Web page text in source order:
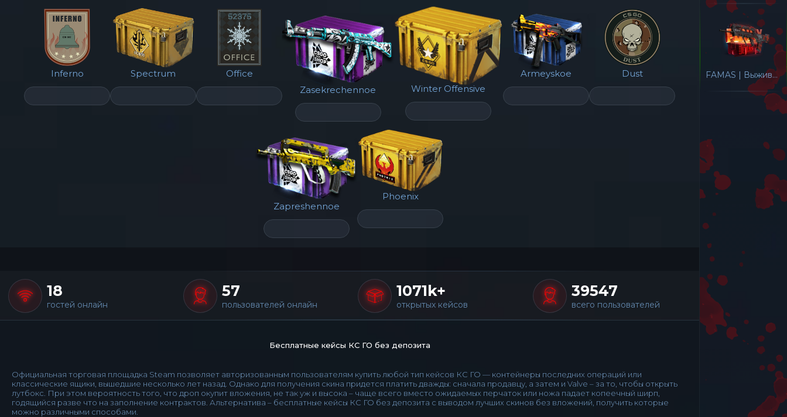
Inferno Spectrum
Office
Zasekrechennoe
Winter Offensive
Armeyskoe Dust
Zapreshennoe
Phoenix
18
гостей онлайн
57
пользователей онлайн
1071k+
открытых кейсов
39547
всего пользователей
Бесплатные кейсы КС ГО без депозита
Официальная торговая площадка Steam позволяет авторизованным пользователям купить любой тип кейсов КС ГО — контейнеры последних операций или
классические ящики, вышедшие несколько лет назад. Однако для получения скина придется платить дважды: сначала продавцу, а затем и Valve – за то, чтобы открыть
лутбокс. При этом вероятность того, что дроп окупит вложения, не так уж и высока – чаще всего вместо ожидаемых перчаток или ножа падает копеечный ширп,
годящийся разве что на заполнение контрактов. Альтернатива – бесплатные кейсы КС ГО без депозита с выводом лучших скинов без вложений, получить которые
можно различными способами.
FAMAS | Выживший